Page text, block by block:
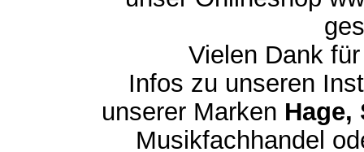
Vielen Dank
Infos zu unseren
unserer Marken Hage,
Musikfachhandel